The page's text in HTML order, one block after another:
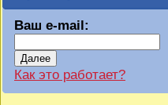
Ваш e-mail:
Далее
Как это работает?